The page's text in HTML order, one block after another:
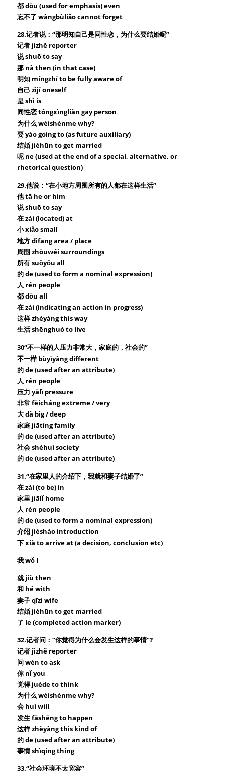
都 dōu (used for emphasis) even
忘不了 wàngbùliǎo cannot forget
28.记者说：“那明知自己是同性恋，为什么要结婚呢”
记者 jìzhě reporter
说 shuō to say
那 nà then (in that case)
明知 míngzhī to be fully aware of
自己 zìjǐ oneself
是 shì is
同性恋 tóngxìngliàn gay person
为什么 wèishénme why?
要 yào going to (as future auxiliary)
结婚 jiéhūn to get married
呢 ne (used at the end of a special, alternative, or
rhetorical question)
29.他说：“在小地方周围所有的人都在这样生活”
他 tā he or him
说 shuō to say
在 zài (located) at
小 xiǎo small
地方 dìfang area / place
周围 zhōuwéi surroundings
所有 suǒyǒu all
的 de (used to form a nominal expression)
人 rén people
都 dōu all
在 zài (indicating an action in progress)
这样 zhèyàng this way
生活 shēnghuó to live
30“不一样的人压力非常大，家庭的，社会的”
不一样 bùyīyàng different
的 de (used after an attribute)
人 rén people
压力 yālì pressure
非常 fēicháng extreme / very
大 dà big / deep
家庭 jiātíng family
的 de (used after an attribute)
社会 shèhuì society
的 de (used after an attribute)
31.“在家里人的介绍下，我就和妻子结婚了”
在 zài (to be) in
家里 jiālǐ home
人 rén people
的 de (used to form a nominal expression)
介绍 jièshào introduction
下 xià to arrive at (a decision, conclusion etc)
我 wǒ I
就 jiù then
和 hé with
妻子 qīzi wife
结婚 jiéhūn to get married
了 le (completed action marker)
32.记者问：“你觉得为什么会发生这样的事情”?
记者 jìzhě reporter
问 wèn to ask
你 nǐ you
觉得 juéde to think
为什么 wèishénme why?
会 huì will
发生 fāshēng to happen
这样 zhèyàng this kind of
的 de (used after an attribute)
事情 shìqing thing
33.“社会环境不太宽容”